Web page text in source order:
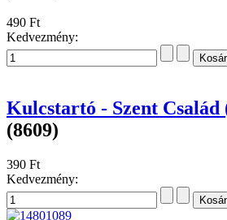
490 Ft
Kedvezmény:
Kulcstartó - Szent Család
(8609)
390 Ft
Kedvezmény: